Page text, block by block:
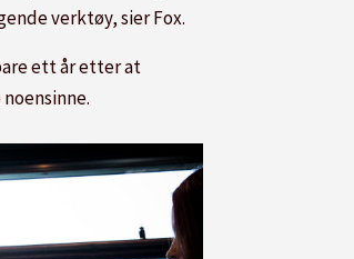
verktøy, sier Fox.
ett år etter at